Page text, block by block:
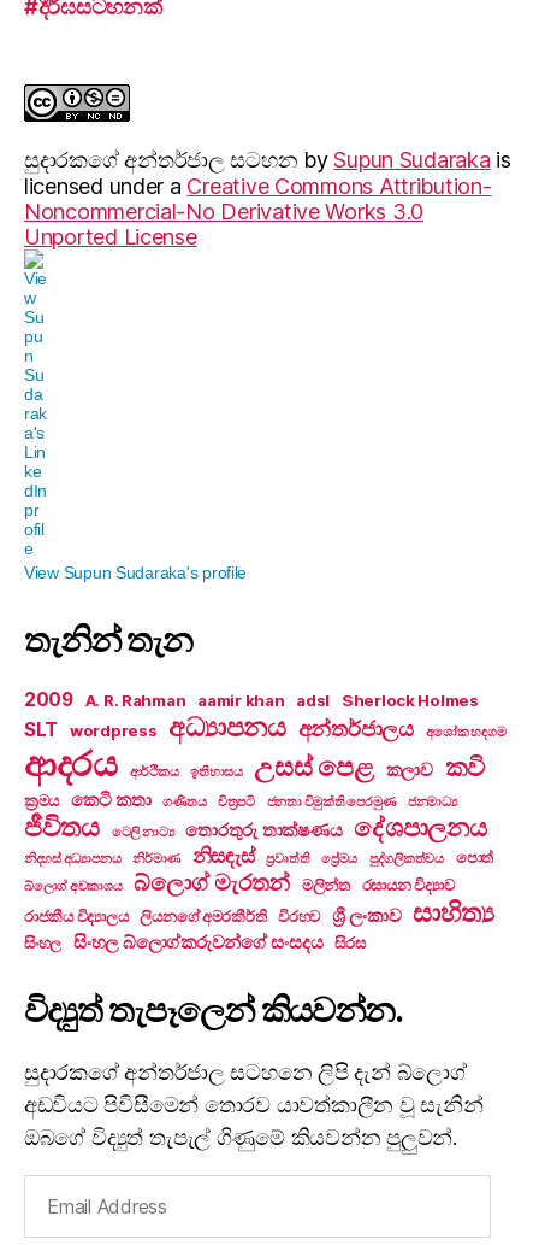
#දීර්ඝසටහනක්
සුදාරක‍ගේ අන්තර්ජාල සටහන bySupun Sudaraka is
licensed under a Creative Commons Attribution-
Noncommercial-No Derivative Works 3.0
Unported License
View Supun Sudaraka's profile
තැනින් තැන
2009 A. R. Rahman aamir khan adsl Sherlock Holmes
SLT wordpress අධ්‍යාපනය අන්තර්ජාලය අශෝක හඳගම
ආදරය ආර්ථිකය ඉතිහාසය උසස් පෙළ කලාව කවි
ක්‍රමය කෙටි කතා ගණිතය චිත්‍රපටි ජනතා විමුක්ති පෙරමුණ ජනමාධ්‍ය
ජීවිතය ටෙලි නාට්‍ය තොරතුරු තාක්ෂණය දේශපාලනය
නිදහස් අධ්‍යාපනය නිර්මාණ නිසඳැස් ප්‍රවෘත්ති ප්‍රේමය පුද්ගලිකත්වය පොත්
බ්ලොග් අවකාශය බ්ලොග් මැරතන් මලින්ත
රසායන විද්‍යාව
රාජකීය විද්‍යාලය
ලියනගේ අමරකීර්ති විරහව ශ්‍රී ලංකාව සාහිත්‍ය
සිංහල සිංහල බ්ලොග්කරුවන්ගේ සංසදය සිරස
විද්‍යුත් තැපෑලෙන් කියවන්න.
සුදාරකගේ අන්තර්ජාල සටහනෙ ලිපි දැන් බ්ලොග්
අඩවියට පිවිසීමෙන් තොරව යාවත්කාලීන වූ සැනින්
ඔබගේ විද්‍යුත් තැපැල් ගිණුමේ කියවන්න පුලුවන්.
Address